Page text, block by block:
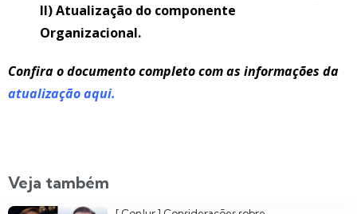
II) Atualização do componente
Organizacional.
Confira o documento completo com as informações da
atualização aqui.
Veja também